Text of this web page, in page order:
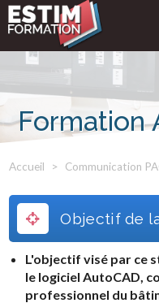
Formation
Accueil Communication
Objectif de
L'objectif visé par ce
le logiciel AutoCAD,
professionnel du